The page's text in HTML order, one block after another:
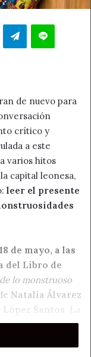
TelegramLine
de nuevo para
crítico y
a este
varios hitos
capital leonesa,
leer el presente
de mayo, a las
del Libro de
lo monstruoso
Natalia Álvarez
Santos
. La
del certamen